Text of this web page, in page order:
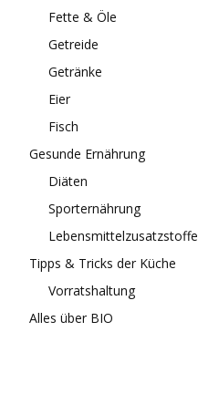
Fette & Öle
Getreide
Getränke
Eier
Fisch
Gesunde Ernährung
Diäten
Sporternährung
Lebensmittelzusatzstoffe
Tipps & Tricks der Küche
Vorratshaltung
Alles über BIO